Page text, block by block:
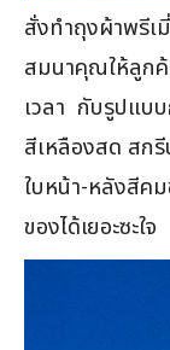
สั่งทำถุงผ้าพรีเ
สมนาคุณให้ลูกค้
เวลา กับรูปแบ
สีเหลืองสด สก
ใบหน้า-หลังสีค
ของได้เยอะซะใจ